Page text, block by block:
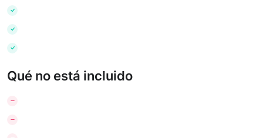
Qué no está incluido